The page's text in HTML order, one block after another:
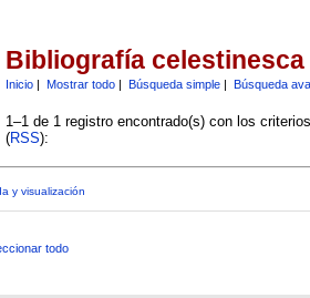
Bibliografía celestinesca
Inicio| Mostrar todo| Búsqueda simple| Búsqueda
1–1 de 1 registro encontrado(s) con los
(RSS):
y visualización
todo